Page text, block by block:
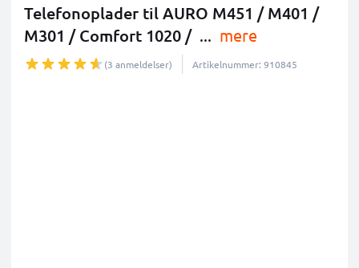
Telefonoplader til AURO M451 / M401 /
M301 / Comfort 1020 / ... mere
(3 anmeldelser) Artikelnummer: 910845